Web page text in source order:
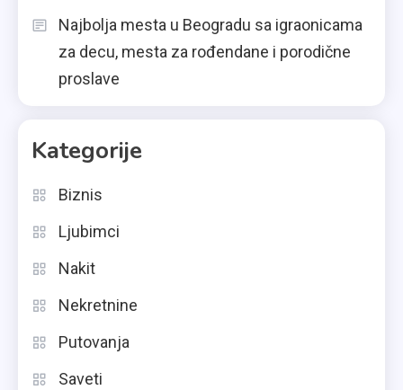
Najbolja mesta u Beogradu sa igraonicama
za decu, mesta za rođendane i porodične
proslave
Kategorije
Biznis
Ljubimci
Nakit
Nekretnine
Putovanja
Saveti